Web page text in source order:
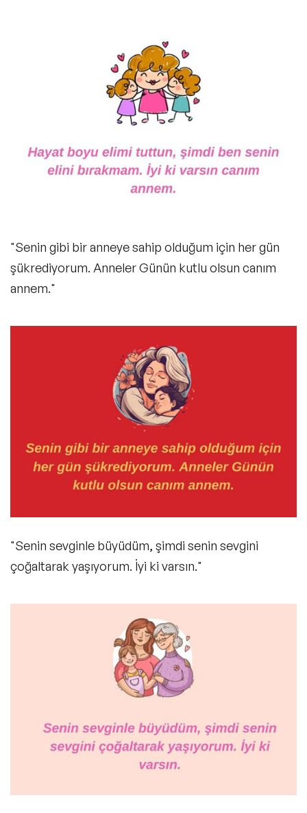
"Senin gibi bir anneye sahip olduğum için her gün
şükrediyorum. Anneler Günün kutlu olsun canım
annem."
"Senin sevginle büyüdüm, şimdi senin sevgini
çoğaltarak yaşıyorum. İyi ki varsın."